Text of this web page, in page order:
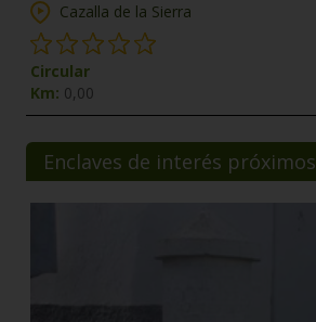
Cazalla de la Sierra
Circular
Km: 0,00
Enclaves de interés próximos